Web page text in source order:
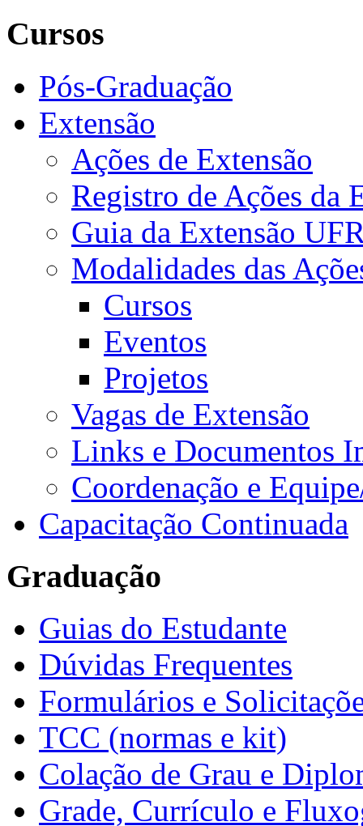
Cursos
Pós-Graduação
Extensão
Ações de Extensão
Registro de Ações da
Guia da Extensão
Modalidades das
Cursos
Eventos
Projetos
Vagas de Extensão
Links e Documentos
Coordenação e
Capacitação Continuada
Graduação
Guias do Estudante
Dúvidas Frequentes
Formulários e
TCC (normas e kit)
Colação de Grau e
Grade, Currículo e